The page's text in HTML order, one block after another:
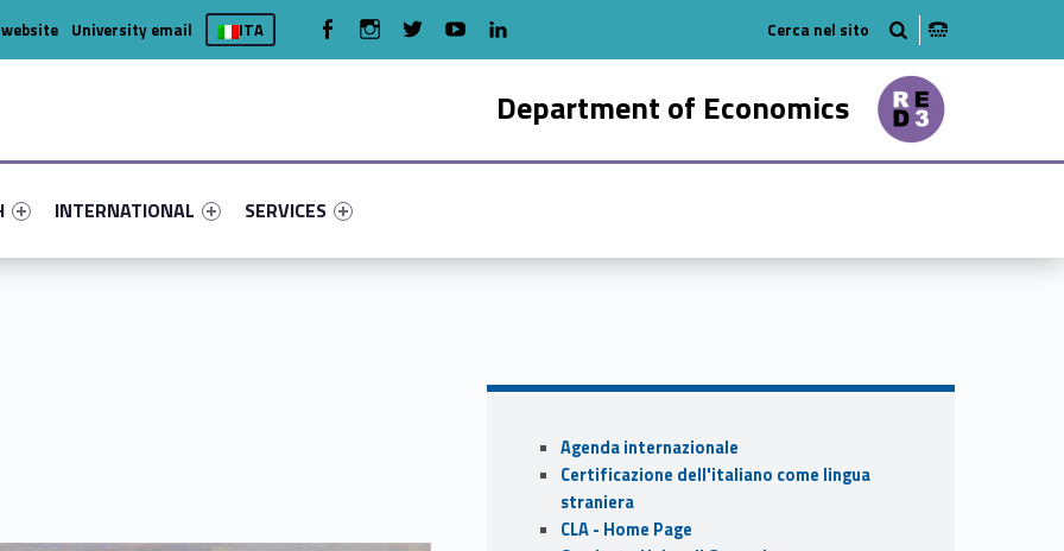
Department of Economics
89897-4
#link-menu-primary-78803-7
Link identifier #link-menu-primary-97607-15
INTERNATIONAL
Link identifier #link-menu-primary-78937-21
SERVICES
University email ITA WebMan on FacebookWebMan on InstagramWebMan on TwitterWebMan on Youtube
Sidebar
Agenda internazionale
Certificazione dell'italiano come lingua
straniera
CLA - Home Page